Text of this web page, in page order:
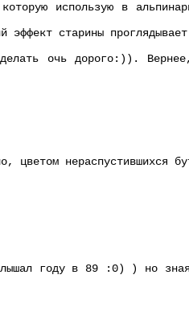
использую в
эффект старины
очь дорого:)).
цветом нераспустившихся
году в 89 :0) ) но